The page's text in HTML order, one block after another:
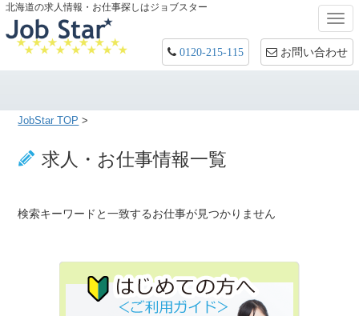
北海道の求人情報・お仕事探しはジョブスター
0120-215-115 お問い合わせ
JobStar TOP >
求人・お仕事情報一覧
検索キーワードと一致するお仕事が見つかりません